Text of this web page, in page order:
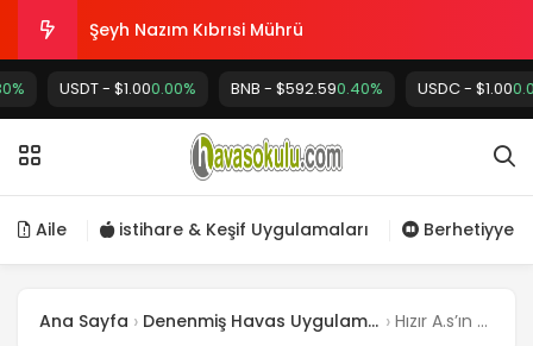
Şeyh Nazım Kıbrısi Mührü
Kuran’ın 7 anlam katı mevcuttur
Şeytandan Allah’a Sığınmak
Uykusuzluk hipertansiyon riskini nasıl arttırır
USDT - $1.000.00% BNB - $592.590.40% USDC - $1.000.00%
Aile istihare & Keşif Uygulamaları Berhetiyye
Ana Sayfa Denenmiş Havas Uygulamaları Hızır A.s’ın Okuduğu Zikir